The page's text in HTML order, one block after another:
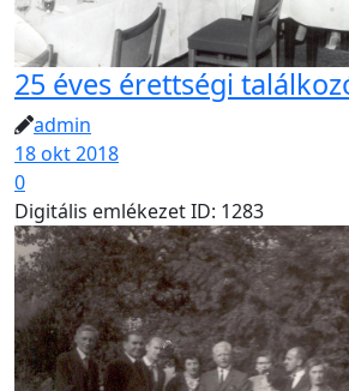
25 éves érettségi
admin
18 okt 2018
0
Digitális emlékezet ID: 1283